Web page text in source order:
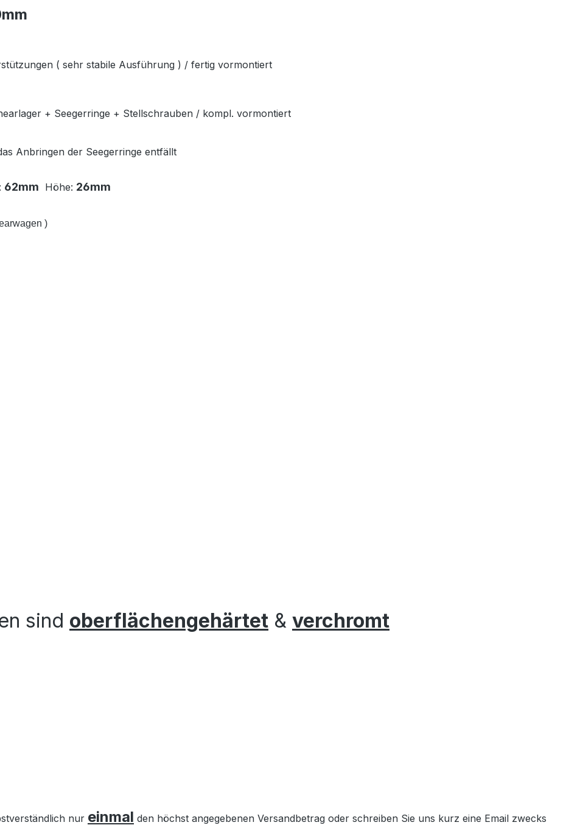
( sehr stabile Ausführung ) / fertig vormontiert
+ Seegerringe + Stellschrauben / kompl. vormontiert
Anbringen der Seegerringe entfällt
62mm Höhe: 26mm
)
sind oberflächengehärtet & verchromt
nur einmal den höchst angegebenen Versandbetrag oder schreiben Sie uns kurz eine Email zwecks